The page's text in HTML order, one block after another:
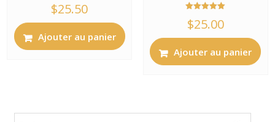
$25.50
Ajouter au panier
5.00
sur 5
$25.00
Ajouter au panier